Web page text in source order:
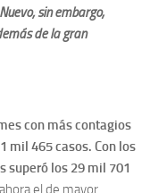
sin embargo,
de la gran
con más contagios
mil 465 casos. Con los
superó los 29 mil 701
el de mayor